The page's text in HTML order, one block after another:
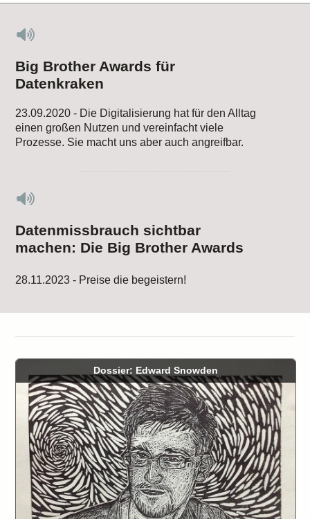
Big Brother Awards für
Datenkraken
23.09.2020 - Die Digitalisierung hat für den Alltag
einen großen Nutzen und vereinfacht viele
Prozesse. Sie macht uns aber auch angreifbar.
Datenmissbrauch sichtbar
machen: Die Big Brother Awards
28.11.2023 - Preise die begeistern!
Dossier: Edward Snowden